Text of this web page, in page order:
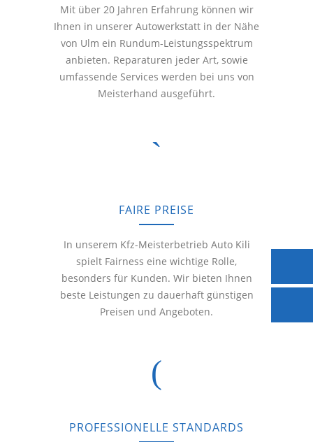
Mit über 20 Jahren Erfahrung können wir
Ihnen in unserer Autowerkstatt in der Nähe
von Ulm ein Rundum-Leistungsspektrum
anbieten. Reparaturen jeder Art, sowie
umfassende Services werden bei uns von
Meisterhand ausgeführt.
FAIRE PREISE
In unserem Kfz-Meisterbetrieb Auto Kili
spielt Fairness eine wichtige Rolle,
besonders für Kunden. Wir bieten Ihnen
beste Leistungen zu dauerhaft günstigen
Preisen und Angeboten.
PROFESSIONELLE STANDARDS